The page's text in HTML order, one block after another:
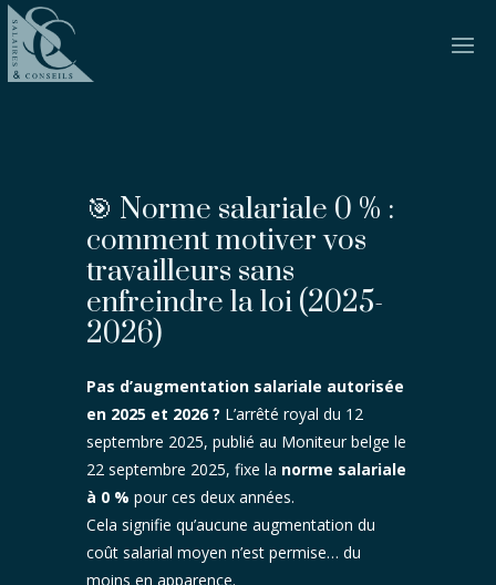
🎯 Norme salariale 0 % :
comment motiver vos
travailleurs sans
enfreindre la loi (2025-
2026)
Pas d’augmentation salariale autorisée
en 2025 et 2026 ? L’arrêté royal du 12
septembre 2025, publié au Moniteur belge le
22 septembre 2025, fixe la norme salariale
à 0 % pour ces deux années.
Cela signifie qu’aucune augmentation du
coût salarial moyen n’est permise… du
moins en apparence.